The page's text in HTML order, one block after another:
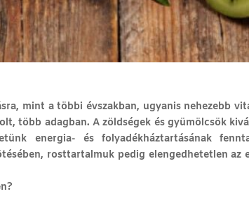
mint a többi évszakban, ugyanis nehezebb
több adagban. A zöldségek és gyümölcsök
energia- és folyadékháztartásának
rosttartalmuk pedig elengedhetetlen az